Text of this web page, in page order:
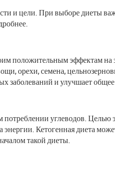
и цели. При выборе диеты
положительным эффектам
орехи, семена,
заболеваний и улучшает
углеводов. Целью
Кетогенная диета
такой диеты.